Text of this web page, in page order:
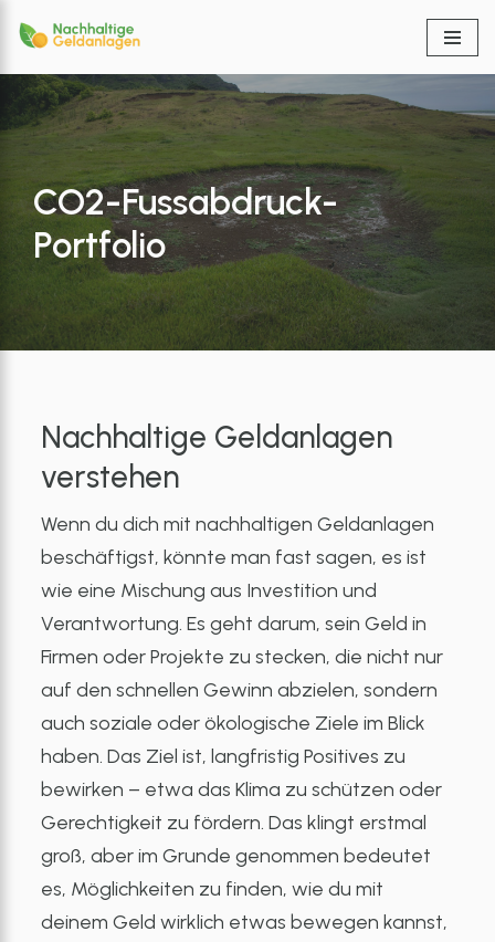
Inhalt
springen
CO2-Fussabdruck-
Portfolio
Nachhaltige Geldanlagen
verstehen
Wenn du dich mit nachhaltigen Geldanlagen
beschäftigst, könnte man fast sagen, es ist
wie eine Mischung aus Investition und
Verantwortung. Es geht darum, sein Geld in
Firmen oder Projekte zu stecken, die nicht nur
auf den schnellen Gewinn abzielen, sondern
auch soziale oder ökologische Ziele im Blick
haben. Das Ziel ist, langfristig Positives zu
bewirken – etwa das Klima zu schützen oder
Gerechtigkeit zu fördern. Das klingt erstmal
groß, aber im Grunde genommen bedeutet
es, Möglichkeiten zu finden, wie du mit
deinem Geld wirklich etwas bewegen kannst,